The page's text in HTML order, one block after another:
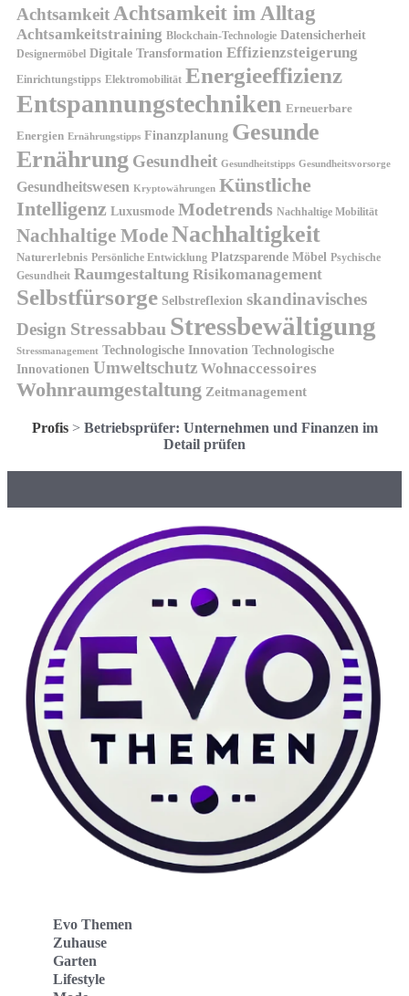
Achtsamkeit Achtsamkeit im Alltag
Achtsamkeitstraining Blockchain-Technologie Datensicherheit
Designermöbel Digitale Transformation Effizienzsteigerung
Einrichtungstipps Elektromobilität Energieeffizienz
Entspannungstechniken Erneuerbare
Energien Ernährungstipps Finanzplanung Gesunde
Ernährung Gesundheit Gesundheitstipps Gesundheitsvorsorge
Gesundheitswesen Kryptowährungen Künstliche
Intelligenz Luxusmode Modetrends Nachhaltige Mobilität
Nachhaltige ModeNachhaltigkeit
Naturerlebnis Persönliche Entwicklung Platzsparende Möbel Psychische
Gesundheit Raumgestaltung Risikomanagement
Selbstfürsorge Selbstreflexion skandinavisches
Design Stressabbau Stressbewältigung
Stressmanagement Technologische Innovation Technologische
Innovationen Umweltschutz Wohnaccessoires
Wohnraumgestaltung Zeitmanagement
Profis> Betriebsprüfer: Unternehmen und Finanzen im
Detail prüfen
Evo Themen
Zuhause
Garten
Lifestyle